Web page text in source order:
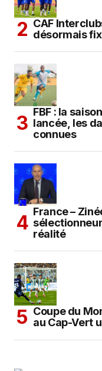
CAF
désormais
FBF : la
lancée, les
connues
France –
réalité
Coupe du
au Cap-Vert